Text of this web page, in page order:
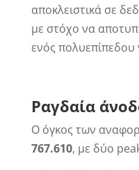
αποκλειστικά σε
με στόχο να
ενός πολυεπίπεδου
Ραγδαία
Ο όγκος των
767.610, με δύο